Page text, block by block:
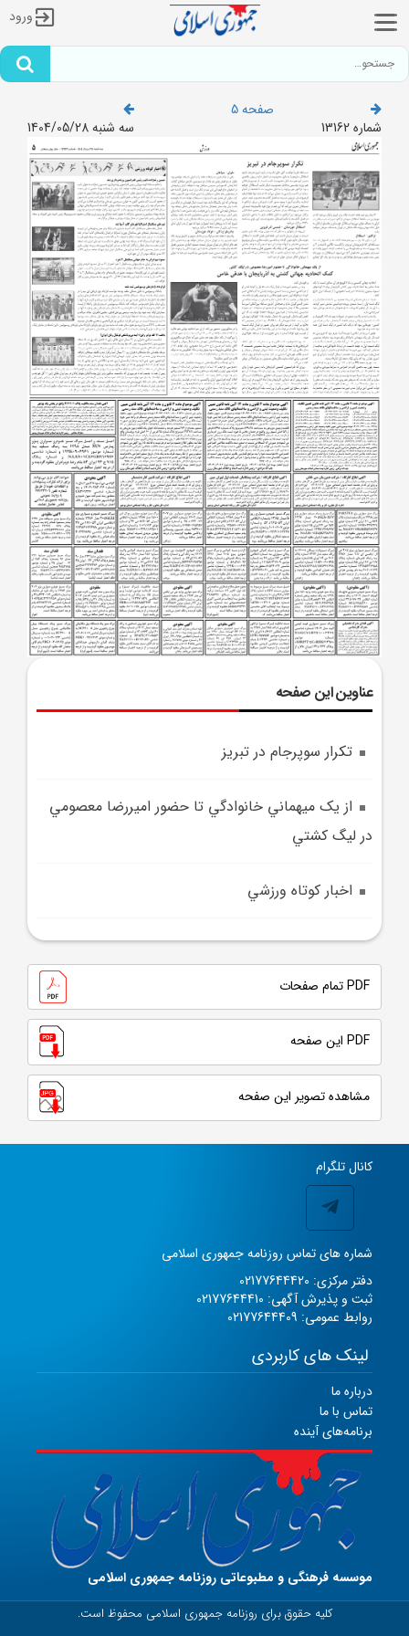
ورود
صفحه 5
شماره 13162
سه شنبه 1404/05/28
عناوین این صفحه
تکرار سوپرجام در تبريز
از يک ميهماني خانوادگي تا حضور اميررضا معصومي
در ليگ کشتي
اخبار کوتاه ورزشي
PDF تمام صفحات
PDF این صفحه
مشاهده تصویر این صفحه
کانال تلگرام
شماره های تماس روزنامه جمهوری اسلامی
دفتر مرکزی: 02177644420
ثبت و پذیرش آگهی: 02177644410
روابط عمومی: 02177644409
لینک های کاربردی
درباره ما
تماس با ما
برنامه‌های آینده
موسسه فرهنگی و مطبوعاتی روزنامه جمهوری اسلامی
کلیه حقوق برای روزنامه جمهوری اسلامی محفوظ است.